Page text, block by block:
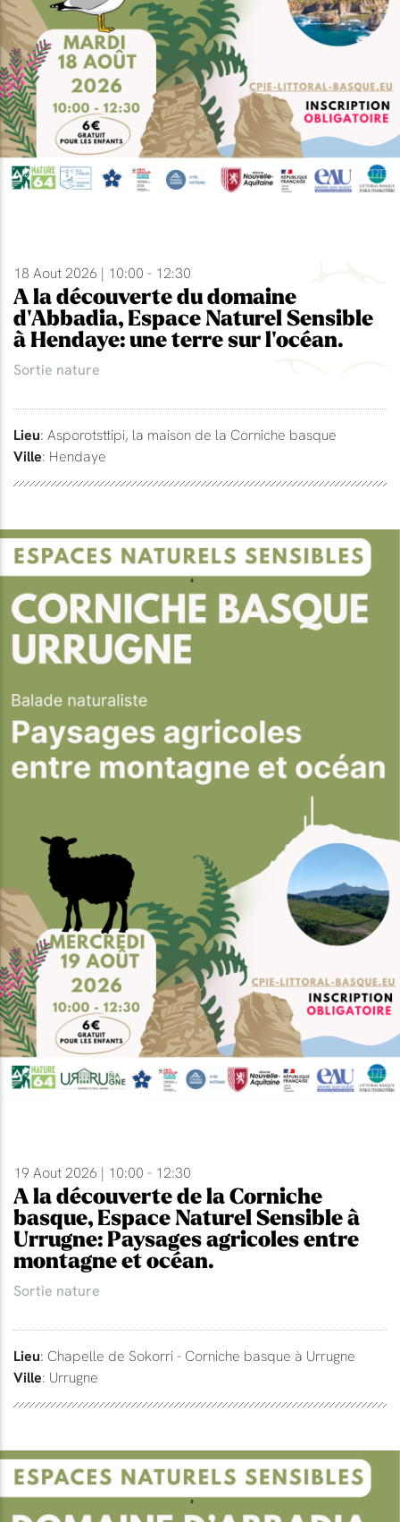
18 Aout 2026 | 10:00 - 12:30
A la découverte du domaine
d'Abbadia, Espace Naturel Sensible
à Hendaye: une terre sur l'océan.
Sortie nature
Lieu: Asporotsttipi, la maison de la Corniche basque
Ville: Hendaye
19 Aout 2026 | 10:00 - 12:30
A la découverte de la Corniche
basque, Espace Naturel Sensible à
Urrugne: Paysages agricoles entre
montagne et océan.
Sortie nature
Lieu: Chapelle de Sokorri - Corniche basque à Urrugne
Ville: Urrugne